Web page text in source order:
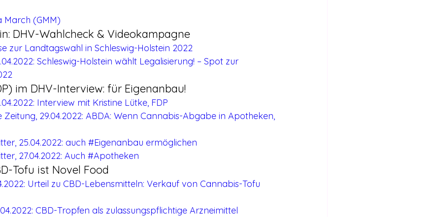
March (GMM)
DHV-Wahlcheck & Videokampagne
zur Landtagswahl in Schleswig-Holstein 2022
Schleswig-Holstein wählt Legalisierung! – Spot zur
im DHV-Interview: für Eigenanbau!
Interview mit Kristine Lütke, FDP
Zeitung, 29.04.2022: ABDA: Wenn Cannabis-Abgabe in Apotheken,
25.04.2022: auch #Eigenanbau ermöglichen
27.04.2022: Auch #Apotheken
Tofu ist Novel Food
Urteil zu CBD-Lebensmitteln: Verkauf von Cannabis-Tofu
CBD-Tropfen als zulassungspflichtige Arzneimittel